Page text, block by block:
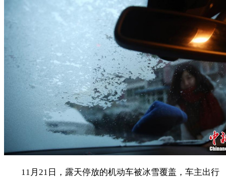
11月21日，露天停放的机动车被冰雪覆盖，车主出行